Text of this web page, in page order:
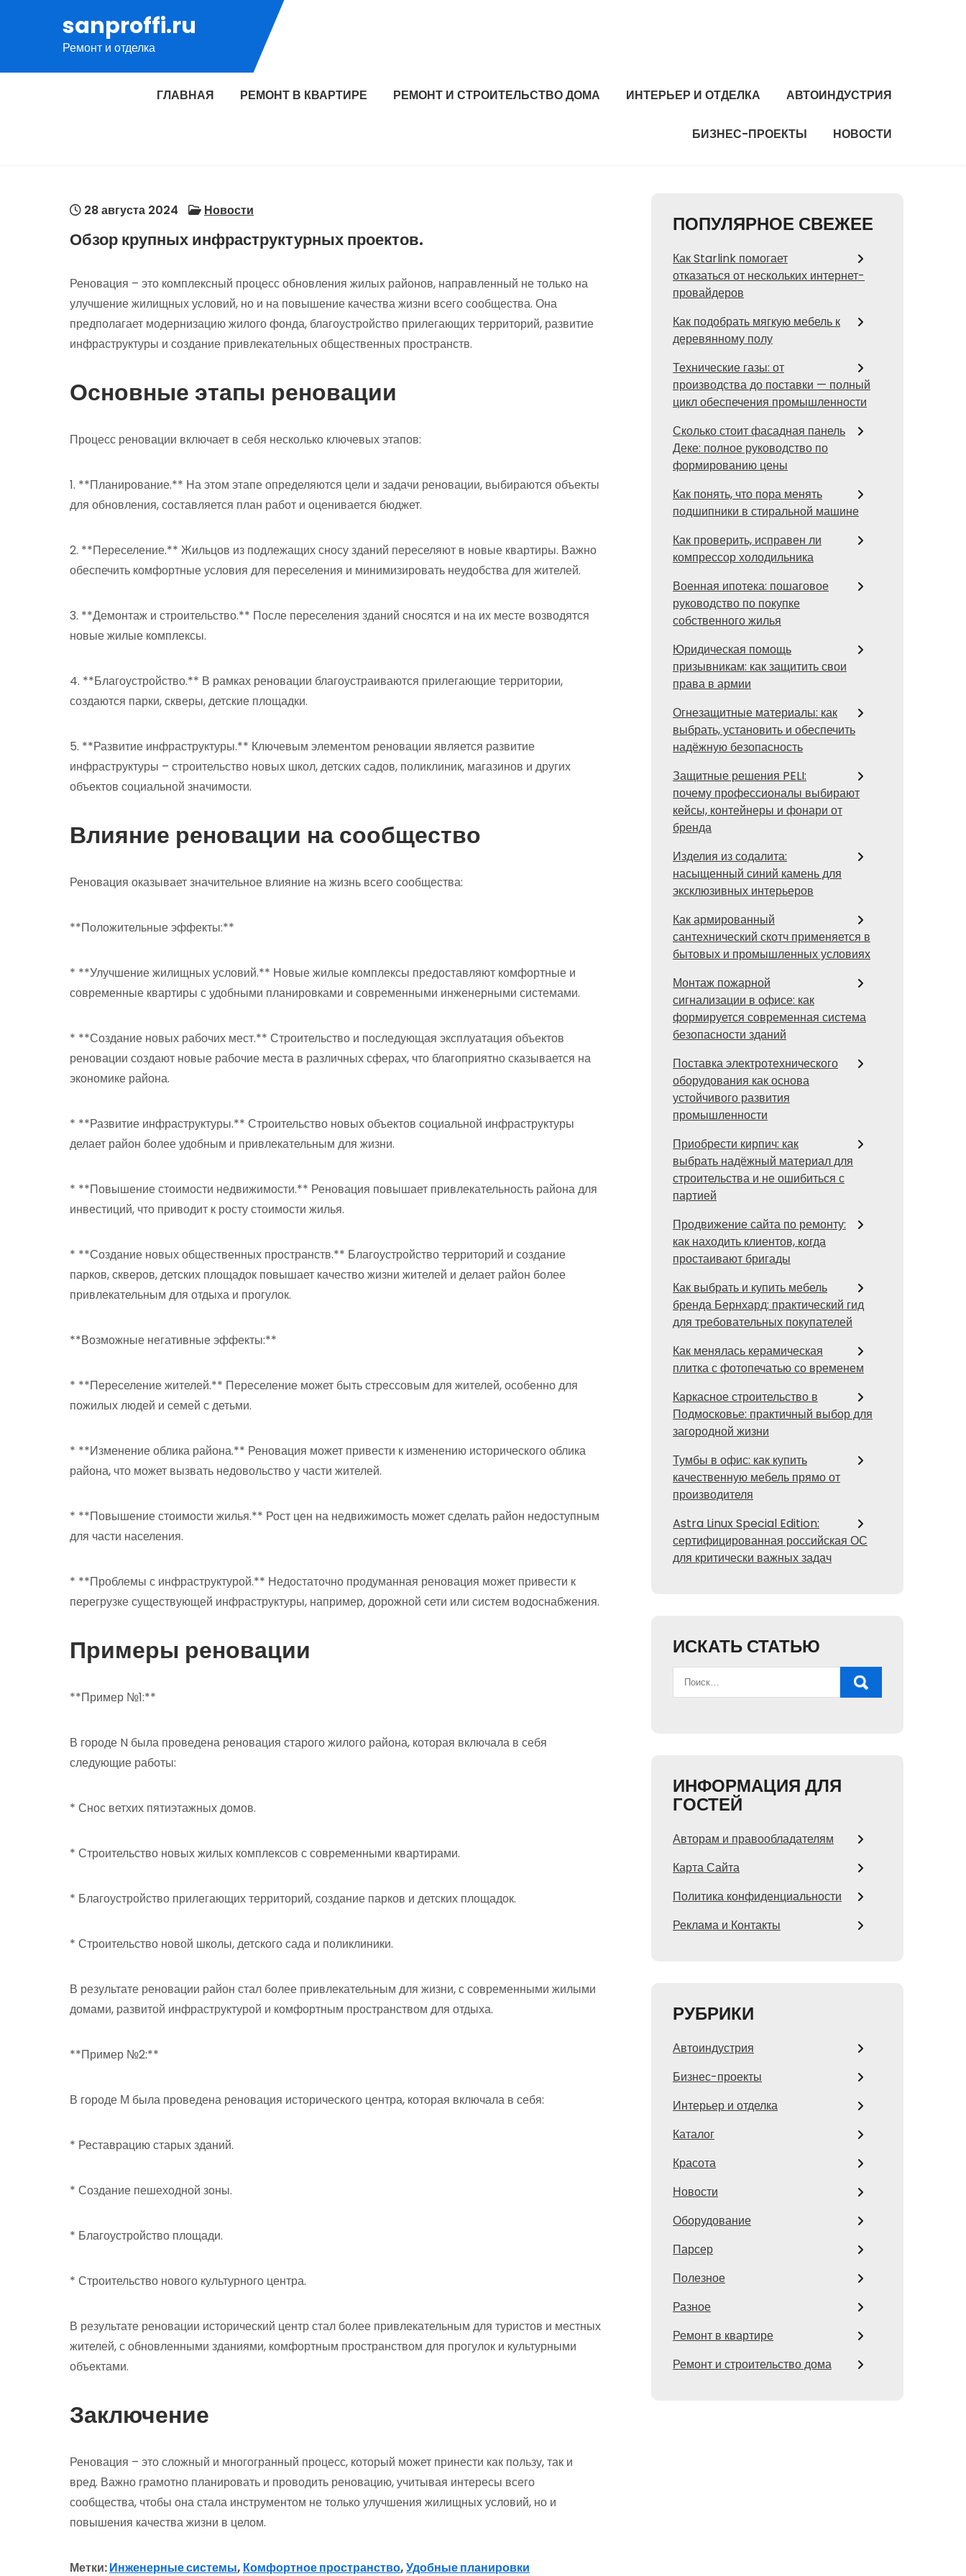
содержимому
sanproffi.ru
Ремонт и отделка
ГЛАВНАЯ РЕМОНТ В КВАРТИРЕ РЕМОНТ И СТРОИТЕЛЬСТВО ДОМА ИНТЕРЬЕР И ОТДЕЛКА АВТОИНДУСТРИЯ
БИЗНЕС-ПРОЕКТЫ НОВОСТИ
28 августа 2024 Новости
Обзор крупных инфраструктурных проектов.
Реновация – это комплексный процесс обновления жилых районов, направленный не только на
улучшение жилищных условий, но и на повышение качества жизни всего сообщества. Она
предполагает модернизацию жилого фонда, благоустройство прилегающих территорий, развитие
инфраструктуры и создание привлекательных общественных пространств.
Основные этапы реновации
Процесс реновации включает в себя несколько ключевых этапов:
1. **Планирование.** На этом этапе определяются цели и задачи реновации, выбираются объекты
для обновления, составляется план работ и оценивается бюджет.
2. **Переселение.** Жильцов из подлежащих сносу зданий переселяют в новые квартиры. Важно
обеспечить комфортные условия для переселения и минимизировать неудобства для жителей.
3. **Демонтаж и строительство.** После переселения зданий сносятся и на их месте возводятся
новые жилые комплексы.
4. **Благоустройство.** В рамках реновации благоустраиваются прилегающие территории,
создаются парки, скверы, детские площадки.
5. **Развитие инфраструктуры.** Ключевым элементом реновации является развитие
инфраструктуры – строительство новых школ, детских садов, поликлиник, магазинов и других
объектов социальной значимости.
Влияние реновации на сообщество
Реновация оказывает значительное влияние на жизнь всего сообщества:
**Положительные эффекты:**
* **Улучшение жилищных условий.** Новые жилые комплексы предоставляют комфортные и
современные квартиры с удобными планировками и современными инженерными системами.
* **Создание новых рабочих мест.** Строительство и последующая эксплуатация объектов
реновации создают новые рабочие места в различных сферах, что благоприятно сказывается на
экономике района.
* **Развитие инфраструктуры.** Строительство новых объектов социальной инфраструктуры
делает район более удобным и привлекательным для жизни.
* **Повышение стоимости недвижимости.** Реновация повышает привлекательность района для
инвестиций, что приводит к росту стоимости жилья.
* **Создание новых общественных пространств.** Благоустройство территорий и создание
парков, скверов, детских площадок повышает качество жизни жителей и делает район более
привлекательным для отдыха и прогулок.
**Возможные негативные эффекты:**
* **Переселение жителей.** Переселение может быть стрессовым для жителей, особенно для
пожилых людей и семей с детьми.
* **Изменение облика района.** Реновация может привести к изменению исторического облика
района, что может вызвать недовольство у части жителей.
* **Повышение стоимости жилья.** Рост цен на недвижимость может сделать район недоступным
для части населения.
* **Проблемы с инфраструктурой.** Недостаточно продуманная реновация может привести к
перегрузке существующей инфраструктуры, например, дорожной сети или систем водоснабжения.
Примеры реновации
**Пример №1:**
В городе N была проведена реновация старого жилого района, которая включала в себя
следующие работы:
* Снос ветхих пятиэтажных домов.
* Строительство новых жилых комплексов с современными квартирами.
* Благоустройство прилегающих территорий, создание парков и детских площадок.
* Строительство новой школы, детского сада и поликлиники.
В результате реновации район стал более привлекательным для жизни, с современными жилыми
домами, развитой инфраструктурой и комфортным пространством для отдыха.
**Пример №2:**
В городе М была проведена реновация исторического центра, которая включала в себя:
* Реставрацию старых зданий.
* Создание пешеходной зоны.
* Благоустройство площади.
* Строительство нового культурного центра.
В результате реновации исторический центр стал более привлекательным для туристов и местных
жителей, с обновленными зданиями, комфортным пространством для прогулок и культурными
объектами.
Заключение
Реновация – это сложный и многогранный процесс, который может принести как пользу, так и
вред. Важно грамотно планировать и проводить реновацию, учитывая интересы всего
сообщества, чтобы она стала инструментом не только улучшения жилищных условий, но и
повышения качества жизни в целом.
Метки:Инженерные системы, Комфортное пространство,Удобные планировки
ПОПУЛЯРНОЕ СВЕЖЕЕ
Как Starlink помогает
отказаться от нескольких интернет-
провайдеров
Как подобрать мягкую мебель к
деревянному полу
Технические газы: от
производства до поставки — полный
цикл обеспечения промышленности
Сколько стоит фасадная панель
Деке: полное руководство по
формированию цены
Как понять, что пора менять
подшипники в стиральной машине
Как проверить, исправен ли
компрессор холодильника
Военная ипотека: пошаговое
руководство по покупке
собственного жилья
Юридическая помощь
призывникам: как защитить свои
права в армии
Огнезащитные материалы: как
выбрать, установить и обеспечить
надёжную безопасность
Защитные решения PELI:
почему профессионалы выбирают
кейсы, контейнеры и фонари от
бренда
Изделия из содалита:
насыщенный синий камень для
эксклюзивных интерьеров
Как армированный
сантехнический скотч применяется в
бытовых и промышленных условиях
Монтаж пожарной
сигнализации в офисе: как
формируется современная система
безопасности зданий
Поставка электротехнического
оборудования как основа
устойчивого развития
промышленности
Приобрести кирпич: как
выбрать надёжный материал для
строительства и не ошибиться с
партией
Продвижение сайта по ремонту:
как находить клиентов, когда
простаивают бригады
Как выбрать и купить мебель
бренда Бернхард: практический гид
для требовательных покупателей
Как менялась керамическая
плитка с фотопечатью со временем
Каркасное строительство в
Подмосковье: практичный выбор для
загородной жизни
Тумбы в офис: как купить
качественную мебель прямо от
производителя
Astra Linux Special Edition:
сертифицированная российская ОС
для критически важных задач
ИСКАТЬ СТАТЬЮ
ИНФОРМАЦИЯ ДЛЯ
ГОСТЕЙ
Авторам и правообладателям
Карта Сайта
Политика конфиденциальности
Реклама и Контакты
РУБРИКИ
Автоиндустрия
Бизнес-проекты
Интерьер и отделка
Каталог
Красота
Новости
Оборудование
Парсер
Полезное
Разное
Ремонт в квартире
Ремонт и строительство дома